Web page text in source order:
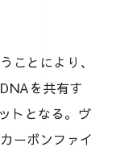
ことにより、
を共有す
トとなる。ヴ
ーボンファイ